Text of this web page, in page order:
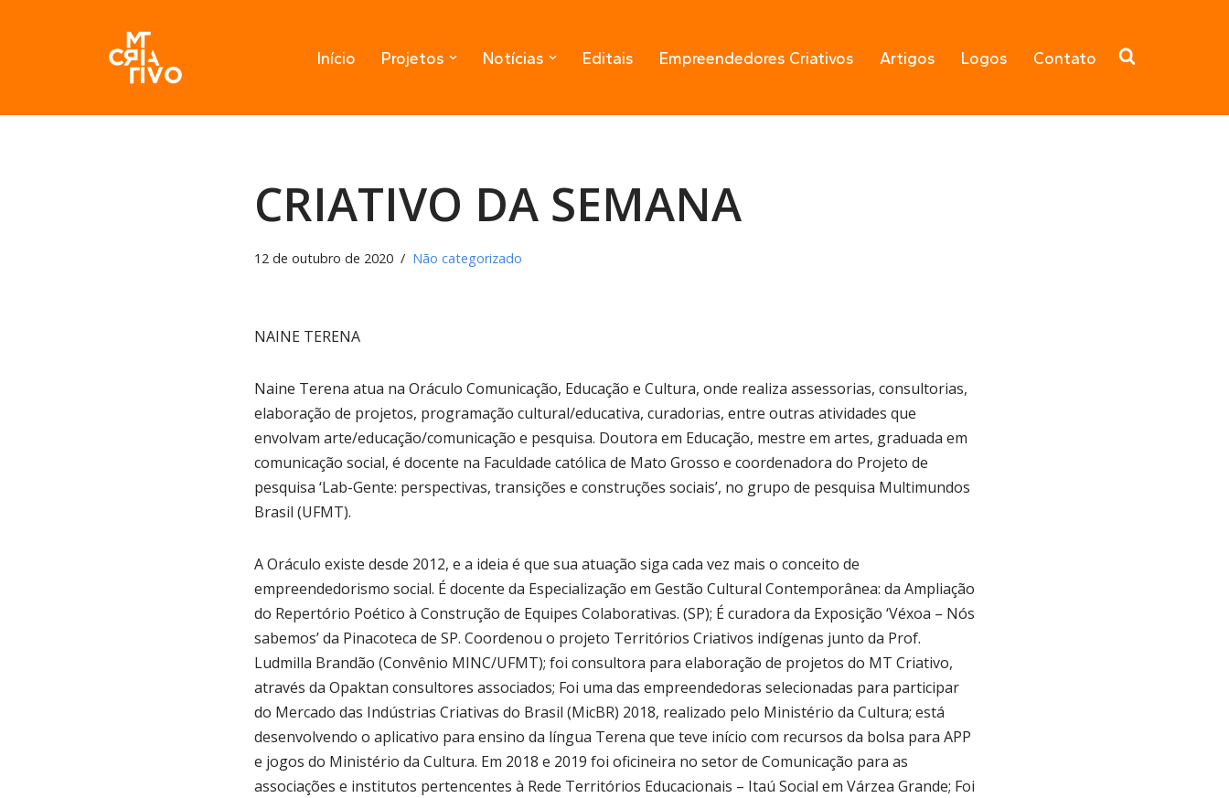
Início Projetos Notícias Editais Empreendedores Criativos Artigos Logos Contato
CRIATIVO DA SEMANA
12 de outubro de 2020 Não categorizado
NAINE TERENA
Naine Terena atua na Oráculo Comunicação, Educação e Cultura, onde realiza assessorias, consultorias,
elaboração de projetos, programação cultural/educativa, curadorias, entre outras atividades que
envolvam arte/educação/comunicação e pesquisa. Doutora em Educação, mestre em artes, graduada em
comunicação social, é docente na Faculdade católica de Mato Grosso e coordenadora do Projeto de
pesquisa ‘Lab-Gente: perspectivas, transições e construções sociais’, no grupo de pesquisa Multimundos
Brasil (UFMT).
A Oráculo existe desde 2012, e a ideia é que sua atuação siga cada vez mais o conceito de
empreendedorismo social. É docente da Especialização em Gestão Cultural Contemporânea: da Ampliação
do Repertório Poético à Construção de Equipes Colaborativas. (SP); É curadora da Exposição ‘Véxoa – Nós
sabemos’ da Pinacoteca de SP. Coordenou o projeto Territórios Criativos indígenas junto da Prof.
Ludmilla Brandão (Convênio MINC/UFMT); foi consultora para elaboração de projetos do MT Criativo,
através da Opaktan consultores associados; Foi uma das empreendedoras selecionadas para participar
do Mercado das Indústrias Criativas do Brasil (MicBR) 2018, realizado pelo Ministério da Cultura; está
desenvolvendo o aplicativo para ensino da língua Terena que teve início com recursos da bolsa para APP
e jogos do Ministério da Cultura. Em 2018 e 2019 foi oficineira no setor de Comunicação para as
associações e institutos pertencentes à Rede Territórios Educacionais – Itaú Social em Várzea Grande; Foi